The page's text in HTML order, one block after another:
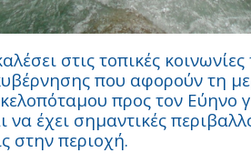
στις τοπικές
που αφορούν τη
προς τον Εύηνο
έχει σημαντικές
στην περιοχή.